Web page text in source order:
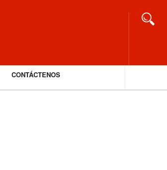
CONTÁCTENOS